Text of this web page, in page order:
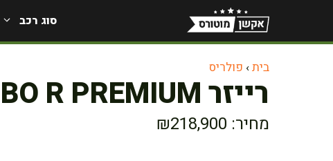
סוג רכב
בית› פולריס
רייזר RZR TURBO R PREMIUM
מחיר: ₪218,900